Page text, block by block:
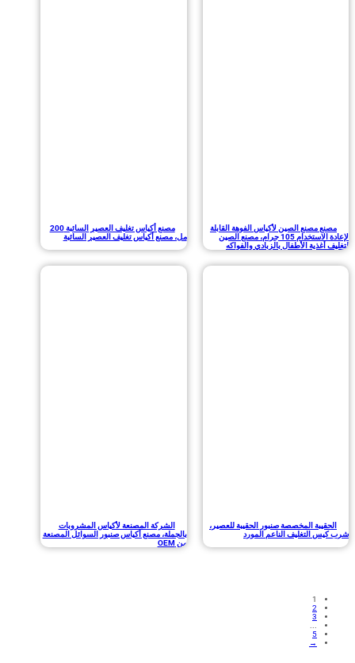
مصنع الصين لأكياس الفوهة القابلة
لإعادة الاستخدام 105 جرام، مصنع الصين
الأطفال بالزبادي والفواكه
مصنع أكياس تغليف العصير السائبة 200
مل، مصنع أكياس تغليف العصير السائبة
المخصصة صنبور الحقيبة للعصير،
الناعم المورد
الشركة المصنعة لأكياس المشروبات
بالجملة، مصنع أكياس صنبور السوائل المصنعة